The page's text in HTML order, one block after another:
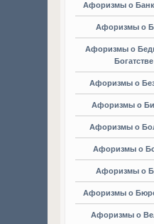
Афоризмы о
Афоризмы о
Афоризмы о
Богатстве
Афоризмы о
Афоризмы о
Афоризмы о
Афоризмы о
Афоризмы о
Афоризмы о
Афоризмы о